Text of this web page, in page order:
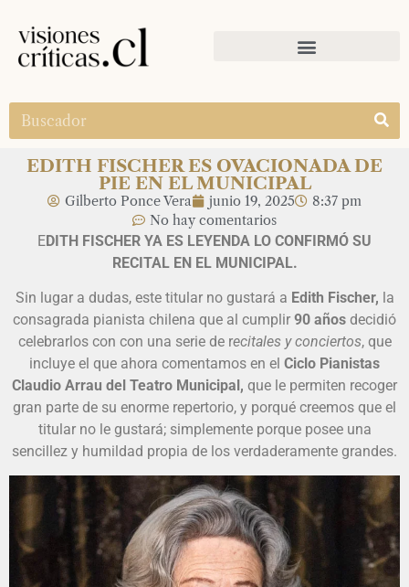
EDITH FISCHER ES OVACIONADA DE
PIE EN EL MUNICIPAL
Gilberto Ponce Vera junio 19, 2025
8:37 pm
No hay comentarios
EDITH FISCHER YA ES LEYENDA LO CONFIRMÓ SU
RECITAL EN EL MUNICIPAL.
Sin lugar a dudas, este titular no gustará a Edith Fischer, la
consagrada pianista chilena que al cumplir 90 años decidió
celebrarlos con con una serie de recitales y conciertos, que
incluye el que ahora comentamos en el Ciclo Pianistas
Claudio Arrau del Teatro Municipal, que le permiten recoger
gran parte de su enorme repertorio, y porqué creemos que el
titular no le gustará; simplemente porque posee una
sencillez y humildad propia de los verdaderamente grandes.